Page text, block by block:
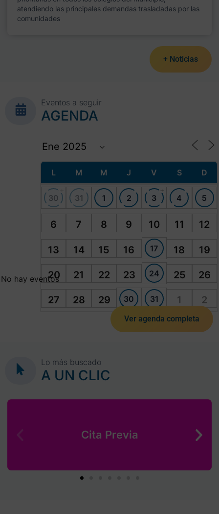
atendiendo las principales demandas trasladadas por las
comunidades
+ Noticias
Eventos a seguir
AGENDA
L M M J V S D
30 31 1 2 3
+
4 5
6 7 8 9 10 11 12
13 14 15 16 17 18 19
20 21 22 23 24 25 26
27 28 29 30 31 1 2
No hay eventos
Ver agenda completa
Lo más buscado
A UN CLIC
Cita Previa